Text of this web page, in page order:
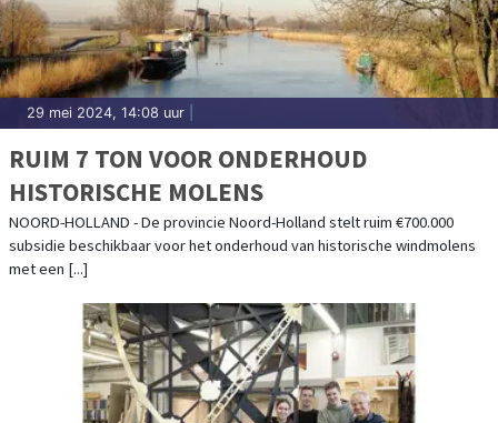
29 mei 2024, 14:08 uur
RUIM 7 TON VOOR ONDERHOUD
HISTORISCHE MOLENS
NOORD-HOLLAND - De provincie Noord-Holland stelt ruim €700.000
subsidie beschikbaar voor het onderhoud van historische windmolens
met een [...]